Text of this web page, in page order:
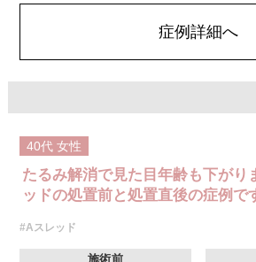
費用：1部位 184,800円(税込)
オプション：笑気麻酔 3,300円(税込)
症例詳細へ
40代 女性
たるみ解消で見た目年齢も下がり
ッドの処置前と処置直後の症例で
#Aスレッド
施術前